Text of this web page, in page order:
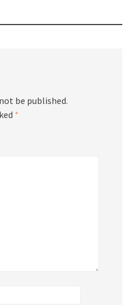
be published.
*